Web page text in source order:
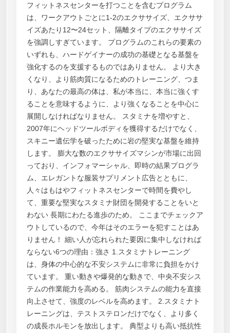
フィットネスセンターを打つことを含むプログラム
は、ワークアウトごとに1-2のエクササイズ、エクササ
イズあたり12〜24セット、隔離タイプのエクササイズ
を強調しすぎています。 プログラムのこれらの要素の
いずれも、ハードゲイナーの成功の基礎となる基盤を
強化するのを支援するものではありません。 より大き
くなり、より筋肉質になるためのトレーニング、つま
り、あなたの最高の体は、私が本当に、本当に強くす
ることを意味するように、より強くなることを中心に
展開しなければなりません。 スタミナを増やすと、
2007年にヘッドツールボディを獲得するだけでなく、
スキニー遺伝学を破ったために岩の堅実な基盤を維持
します。 膨大な数のエクササイズマシンが市場に出回
っており、インフォマーシャル、即時の結果プログラ
ム、エレガントな服装サプリメント広告とともに、
人々はもはやフィットネスセンターで時間を費やし
て、重要な堅実なスタミナ財団を開発することをいと
わない 長期にわたる進歩のため。 ここまでチェックア
ウトしているので、今年はそのエラーを犯すことはあ
りません！ 細い人が忘れられた要因に集中しなければ
ならない6つの理由：強さ 1.スタミナトレーニング
は、身体の中心的な不安システムに非常に負担をかけ
ています。 重い動きや爆発的な動きで、中央不安シス
テムの作業能力を高める。 筋肉システムの能力を直接
向上させて、強度のレベルを高めます。 2.スタミナト
レーニングは、テストステロンだけでなく、より多く
の成長ホルモンを放出します。 典型よりも高い抵抗性